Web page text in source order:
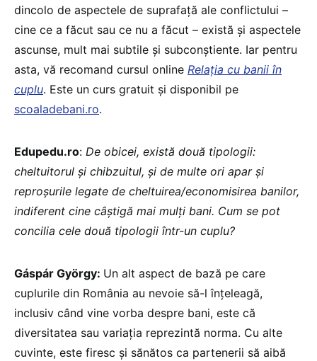
dincolo de aspectele de suprafață ale conflictului –
cine ce a făcut sau ce nu a făcut – există și aspectele
ascunse, mult mai subtile și subconștiente. Iar pentru
asta, vă recomand cursul online Relația cu banii în
cuplu. Este un curs gratuit și disponibil pe
scoaladebani.ro.
Edupedu.ro: De obicei, există două tipologii:
cheltuitorul și chibzuitul, și de multe ori apar și
reproșurile legate de cheltuirea/economisirea banilor,
indiferent cine câștigă mai mulți bani. Cum se pot
concilia cele două tipologii într-un cuplu?
Gáspár György: Un alt aspect de bază pe care
cuplurile din România au nevoie să-l înțeleagă,
inclusiv când vine vorba despre bani, este că
diversitatea sau variația reprezintă norma. Cu alte
cuvinte, este firesc și sănătos ca partenerii să aibă